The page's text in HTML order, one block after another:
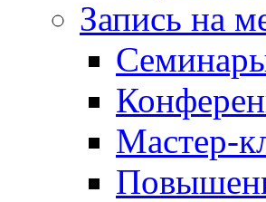
Запись на
Мастер-